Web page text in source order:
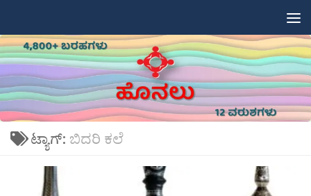
ಟ್ಯಾಗ್: ಬಿದರಿ ಕಲೆ